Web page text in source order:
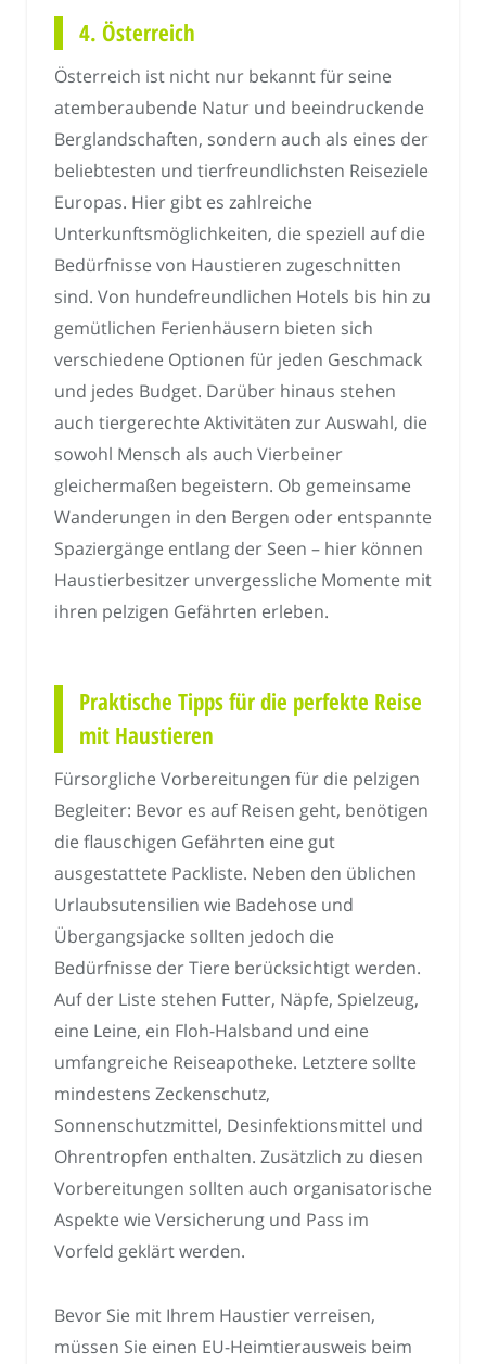
4. Österreich
Österreich ist nicht nur bekannt für seine
atemberaubende Natur und beeindruckende
Berglandschaften, sondern auch als eines der
beliebtesten und tierfreundlichsten Reiseziele
Europas. Hier gibt es zahlreiche
Unterkunftsmöglichkeiten, die speziell auf die
Bedürfnisse von Haustieren zugeschnitten
sind. Von hundefreundlichen Hotels bis hin zu
gemütlichen Ferienhäusern bieten sich
verschiedene Optionen für jeden Geschmack
und jedes Budget. Darüber hinaus stehen
auch tiergerechte Aktivitäten zur Auswahl, die
sowohl Mensch als auch Vierbeiner
gleichermaßen begeistern. Ob gemeinsame
Wanderungen in den Bergen oder entspannte
Spaziergänge entlang der Seen – hier können
Haustierbesitzer unvergessliche Momente mit
ihren pelzigen Gefährten erleben.
Praktische Tipps für die perfekte Reise
mit Haustieren
Fürsorgliche Vorbereitungen für die pelzigen
Begleiter: Bevor es auf Reisen geht, benötigen
die flauschigen Gefährten eine gut
ausgestattete Packliste. Neben den üblichen
Urlaubsutensilien wie Badehose und
Übergangsjacke sollten jedoch die
Bedürfnisse der Tiere berücksichtigt werden.
Auf der Liste stehen Futter, Näpfe, Spielzeug,
eine Leine, ein Floh-Halsband und eine
umfangreiche Reiseapotheke. Letztere sollte
mindestens Zeckenschutz,
Sonnenschutzmittel, Desinfektionsmittel und
Ohrentropfen enthalten. Zusätzlich zu diesen
Vorbereitungen sollten auch organisatorische
Aspekte wie Versicherung und Pass im
Vorfeld geklärt werden.
Bevor Sie mit Ihrem Haustier verreisen,
müssen Sie einen EU-Heimtierausweis beim